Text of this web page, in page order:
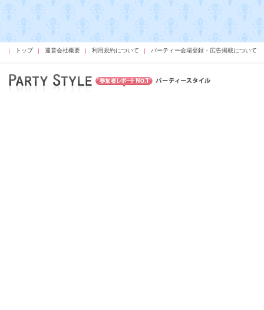
トップ 運営会社概要 利用規約について パーティー会場登録・広告掲載について